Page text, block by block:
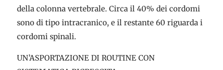
della colonna vertebrale. Circa il 40% dei cordomi
sono di tipo intracranico, e il restante 60 riguarda i
cordomi spinali.
UN’ASPORTAZIONE DI ROUTINE CON